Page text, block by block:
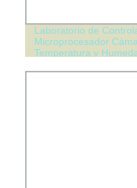
Laboratorio de
Microprocesador
Temperatura y
Temperatura